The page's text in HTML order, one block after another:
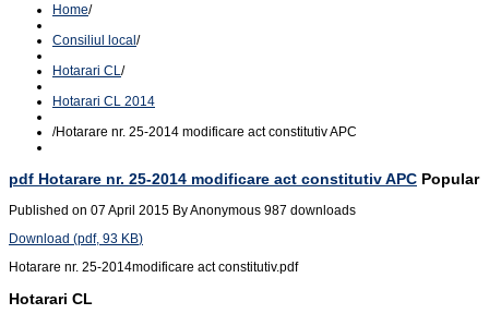
Home/
Consiliul local/
Hotarari CL/
Hotarari CL 2014
/Hotarare nr. 25-2014 modificare act constitutiv APC
pdf Hotarare nr. 25-2014 modificare act constitutiv APC Popular
Published on 07 April 2015 ByAnonymous 987 downloads
Download (pdf, 93 KB)
Hotarare nr. 25-2014modificare act constitutiv.pdf
Hotarari CL